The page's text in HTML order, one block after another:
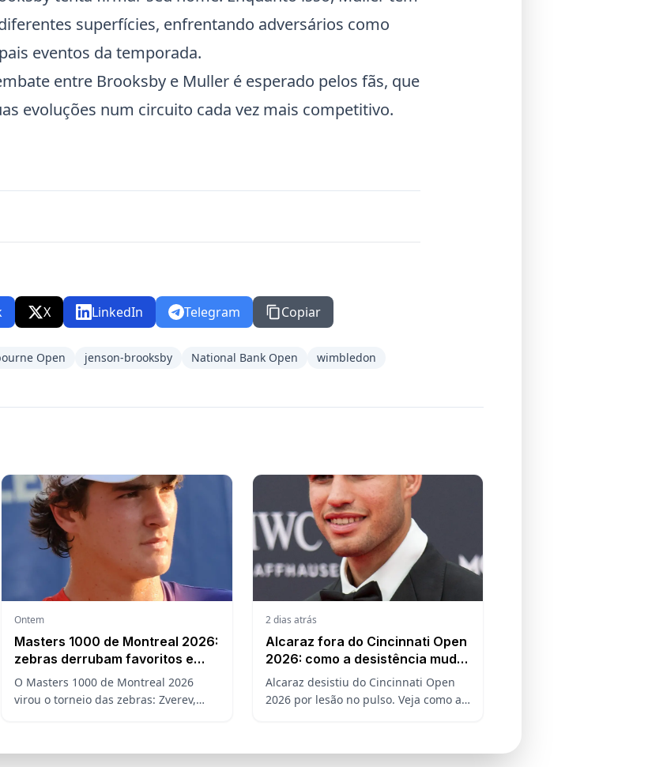
superfícies, enfrentando adversários como
eventos da temporada.
entre Brooksby e Muller é esperado pelos fãs, que
evoluções num circuito cada vez mais competitivo.
X LinkedIn Telegram Copiar
Open jenson-brooksby National Bank Open wimbledon
Ontem
Masters 1000 de Montreal 2026:
zebras derrubam favoritos e
abrem a chave para João
Fonseca
O Masters 1000 de Montreal 2026
virou o torneio das zebras: Zverev,
Fonseca enfrentar Ruud.
2 dias atrás
Alcaraz fora do Cincinnati Open
2026: como a desistência muda
a chave, o ranking e a defesa do
US Open
Alcaraz desistiu do Cincinnati Open
2026 por lesão no pulso. Veja como a
US Open.